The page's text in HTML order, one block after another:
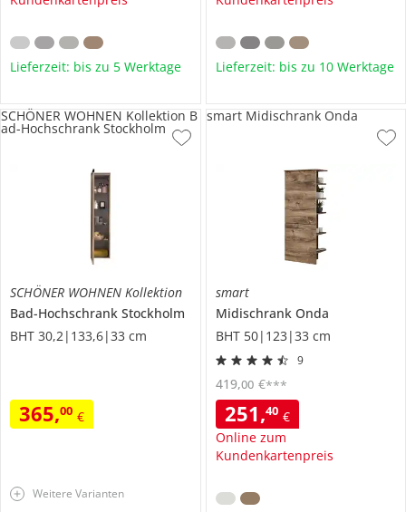
Lieferzeit: bis zu 5 Werktage Lieferzeit: bis zu 10 Werktage
SCHÖNER WOHNEN Kollektion
Bad-Hochschrank Stockholm
BHT 30,2|133,6|33 cm
365,00 €
SCHÖNER WOHNEN Kollektion B
ad-Hochschrank Stockholm
Weitere Varianten
smart
Midischrank Onda
BHT 50|123|33 cm
9
251,40 €
Online zum
Kundenkartenpreis
419,00 €***
smart Midischrank Onda